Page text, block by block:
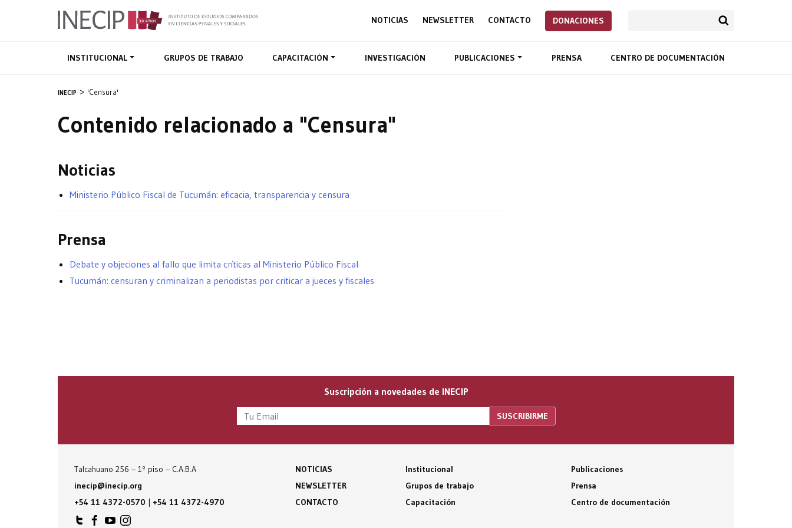
NOTICIAS NEWSLETTER CONTACTO DONACIONES
INSTITUCIONAL GRUPOS DE TRABAJO CAPACITACIÓN INVESTIGACIÓN PUBLICACIONES PRENSA CENTRO DE DOCUMENTACIÓN
INECIP 'Censura'
Contenido relacionado a "Censura"
Noticias
Ministerio Público Fiscal de Tucumán: eficacia, transparencia y censura
Prensa
Debate y objeciones al fallo que limita críticas al Ministerio Público Fiscal
Tucumán: censuran y criminalizan a periodistas por criticar a jueces y fiscales
Suscripción a novedades de INECIP
Talcahuano 256 – 1º piso – C.A.B.A
inecip@inecip.org
+54 11 4372-0570 | +54 11 4372-4970
NOTICIAS
NEWSLETTER
CONTACTO
Institucional
Grupos de trabajo
Capacitación
Publicaciones
Prensa
Centro de documentación